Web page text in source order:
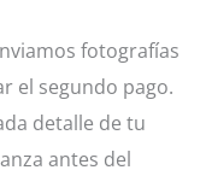
fotografías
el segundo pago.
detalle de tu
antes del